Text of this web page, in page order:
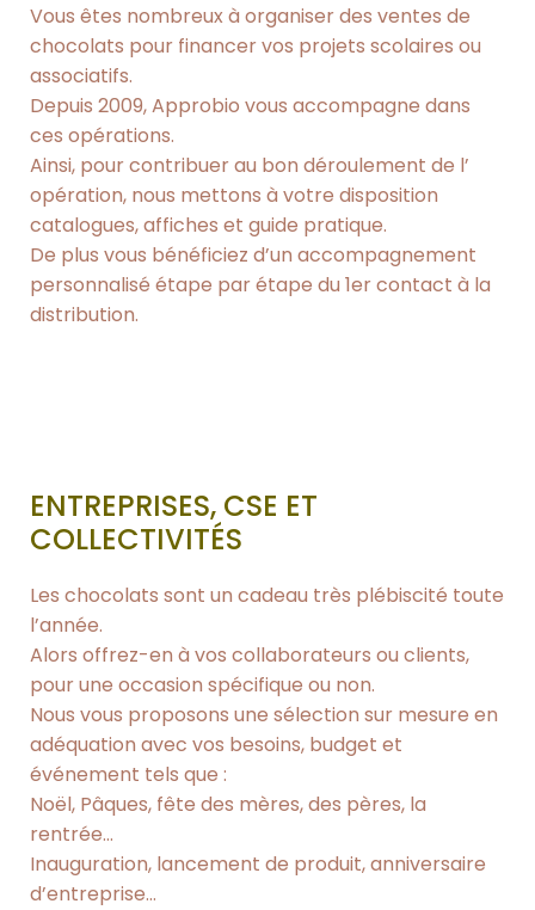
Vous êtes nombreux à organiser des ventes de
chocolats pour financer vos projets scolaires ou
associatifs.
Depuis 2009, Approbio vous accompagne dans
ces opérations.
Ainsi, pour contribuer au bon déroulement de l’
opération, nous mettons à votre disposition
catalogues, affiches et guide pratique.
De plus vous bénéficiez d’un accompagnement
personnalisé étape par étape du 1er contact à la
distribution.
ENTREPRISES, CSE ET
COLLECTIVITÉS
Les chocolats sont un cadeau très plébiscité toute
l’année.
Alors offrez-en à vos collaborateurs ou clients,
pour une occasion spécifique ou non.
Nous vous proposons une sélection sur mesure en
adéquation avec vos besoins, budget et
événement tels que :
Noël, Pâques, fête des mères, des pères, la
rentrée…
Inauguration, lancement de produit, anniversaire
d’entreprise…